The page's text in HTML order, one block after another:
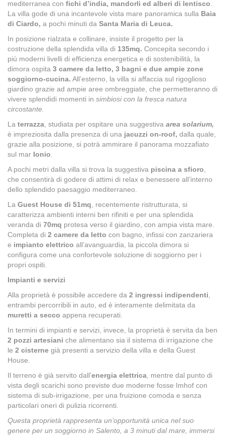
mediterranea con fichi d’india, mandorli ed alberi di lentisco.
La villa gode di una incantevole vista mare panoramica sulla Baia
di Ciardo, a pochi minuti da Santa Maria di Leuca.
In posizione rialzata e collinare, insiste il progetto per la
costruzione della splendida villa di 135mq. Concepita secondo i
più moderni livelli di efficienza energetica e di sostenibilità, la
dimora ospita 3 camere da letto, 3 bagni e due ampie zone
soggiorno-cucina. All’esterno, la villa si affaccia sul rigoglioso
giardino grazie ad ampie aree ombreggiate, che permetteranno di
vivere splendidi momenti in simbiosi con la fresca natura
circostante.
La terrazza, studiata per ospitare una suggestiva area solarium,
è impreziosita dalla presenza di una jacuzzi on-roof, dalla quale,
grazie alla posizione, si potrà ammirare il panorama mozzafiato
sul mar Ionio.
A pochi metri dalla villa si trova la suggestiva piscina a sfioro,
che consentirà di godere di attimi di relax e benessere all’interno
dello splendido paesaggio mediterraneo.
La Guest House di 51mq, recentemente ristrutturata, si
caratterizza ambienti interni ben rifiniti e per una splendida
veranda di 70mq protesa verso il giardino, con ampia vista mare.
Completa di 2 camere da letto con bagno, infissi con zanzariera
e impianto elettrico all’avanguardia, la piccola dimora si
configura come una confortevole soluzione di soggiorno per i
propri ospiti.
Impianti e servizi
Alla proprietà è possibile accedere da 2 ingressi indipendenti,
entrambi percorribili in auto, ed è interamente delimitata da
muretti a secco appena recuperati.
In termini di impianti e servizi, invece, la proprietà è servita da ben
2 pozzi artesiani che alimentano sia il sistema di irrigazione che
le 2 cisterne già presenti a servizio della villa e della Guest
House.
Il terreno è già servito dall’energia elettrica, mentre dal punto di
vista degli scarichi sono previste due moderne fosse Imhof con
sistema di sub-irrigazione, per una fruizione comoda e senza
particolari oneri di pulizia ricorrenti.
Questa proprietà rappresenta un’opportunità unica nel suo
genere per un soggiorno in Salento, a 3 minuti dal mare, immersi